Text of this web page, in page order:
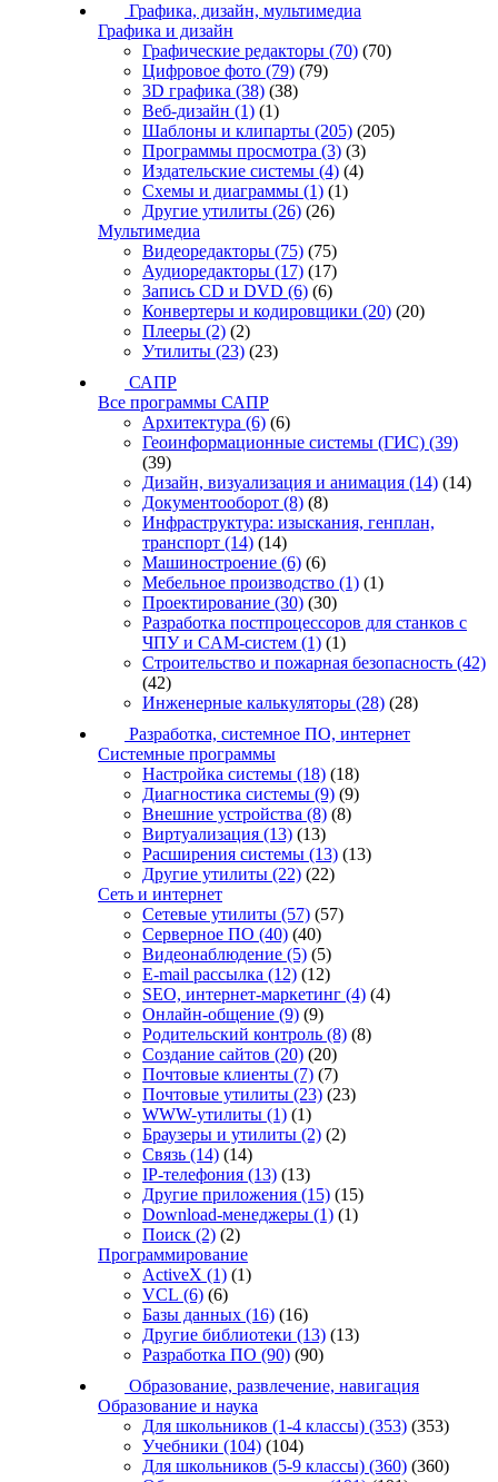
Графика, дизайн, мультимедиа
Графика и дизайн
Графические редакторы (70) (70)
Цифровое фото (79) (79)
3D графика (38) (38)
Веб-дизайн (1) (1)
Шаблоны и клипарты (205) (205)
Программы просмотра (3) (3)
Издательские системы (4) (4)
Схемы и диаграммы (1) (1)
Другие утилиты (26) (26)
Мультимедиа
Видеоредакторы (75) (75)
Аудиоредакторы (17) (17)
Запись CD и DVD (6) (6)
Конвертеры и кодировщики (20) (20)
Плееры (2) (2)
Утилиты (23) (23)
САПР
Все программы САПР
Архитектура (6) (6)
Геоинформационные системы (ГИС) (39)
(39)
Дизайн, визуализация и анимация (14) (14)
Документооборот (8) (8)
Инфраструктура: изыскания, генплан,
транспорт (14) (14)
Машиностроение (6) (6)
Мебельное производство (1) (1)
Проектирование (30) (30)
Разработка постпроцессоров для станков с
ЧПУ и CAM-систем (1) (1)
Строительство и пожарная безопасность (42)
(42)
Инженерные калькуляторы (28) (28)
Разработка, системное ПО, интернет
Системные программы
Настройка системы (18) (18)
Диагностика системы (9) (9)
Внешние устройства (8) (8)
Виртуализация (13) (13)
Расширения системы (13) (13)
Другие утилиты (22) (22)
Сеть и интернет
Сетевые утилиты (57) (57)
Серверное ПО (40) (40)
Видеонаблюдение (5) (5)
E-mail рассылка (12) (12)
SEO, интернет-маркетинг (4) (4)
Онлайн-общение (9) (9)
Родительский контроль (8) (8)
Создание сайтов (20) (20)
Почтовые клиенты (7) (7)
Почтовые утилиты (23) (23)
WWW-утилиты (1) (1)
Браузеры и утилиты (2) (2)
Связь (14) (14)
IP-телефония (13) (13)
Другие приложения (15) (15)
Download-менеджеры (1) (1)
Поиск (2) (2)
Программирование
ActiveX (1) (1)
VCL (6) (6)
Базы данных (16) (16)
Другие библиотеки (13) (13)
Разработка ПО (90) (90)
Образование, развлечение, навигация
Образование и наука
Для школьников (1-4 классы) (353) (353)
Учебники (104) (104)
Для школьников (5-9 классы) (360) (360)